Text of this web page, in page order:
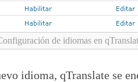
de idiomas en
idioma, qTranslate se